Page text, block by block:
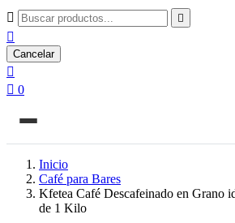
 

Cancelar

 0
Inicio
Café para Bares
Kfetea Café Descafeinado en Grano
de 1 Kilo